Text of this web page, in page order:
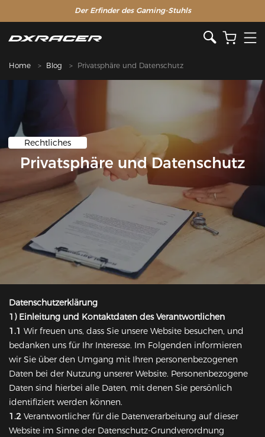
Der Erfinder des Gaming-Stuhls
Home Blog Privatsphäre und Datenschutz
Rechtliches
Privatsphäre und Datenschutz
Datenschutzerklärung
1) Einleitung und Kontaktdaten des Verantwortlichen
1.1 Wir freuen uns, dass Sie unsere Website besuchen, und
bedanken uns für Ihr Interesse. Im Folgenden informieren
wir Sie über den Umgang mit Ihren personenbezogenen
Daten bei der Nutzung unserer Website. Personenbezogene
Daten sind hierbei alle Daten, mit denen Sie persönlich
identifiziert werden können.
1.2 Verantwortlicher für die Datenverarbeitung auf dieser
Website im Sinne der Datenschutz-Grundverordnung